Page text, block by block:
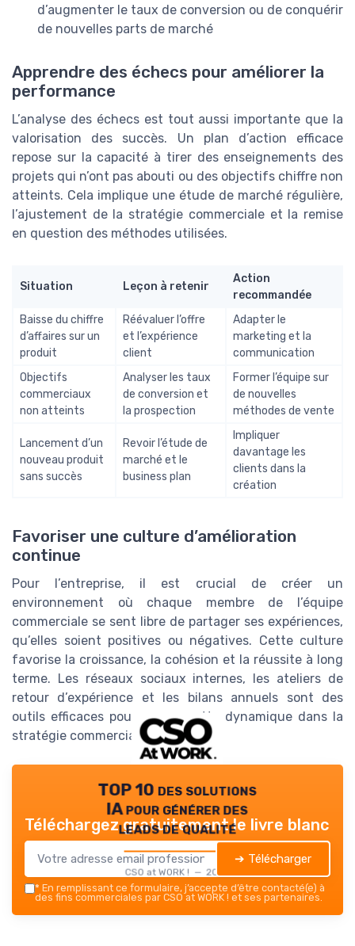
d’augmenter le taux de conversion ou de conquérir
de nouvelles parts de marché
Apprendre des échecs pour améliorer la
performance
L’analyse des échecs est tout aussi importante que la
valorisation des succès. Un plan d’action efficace
repose sur la capacité à tirer des enseignements des
projets qui n’ont pas abouti ou des objectifs chiffre non
atteints. Cela implique une étude de marché régulière,
l’ajustement de la stratégie commerciale et la remise
en question des méthodes utilisées.
Situation Leçon à retenir
Action
recommandée
Baisse du chiffre
d’affaires sur un
produit
Réévaluer l’offre
et l’expérience
client
Adapter le
marketing et la
communication
Objectifs
commerciaux
non atteints
Analyser les taux
de conversion et
la prospection
Former l’équipe sur
de nouvelles
méthodes de vente
Lancement d’un
nouveau produit
sans succès
Revoir l’étude de
marché et le
business plan
Impliquer
davantage les
clients dans la
création
Favoriser une culture d’amélioration
continue
Pour l’entreprise, il est crucial de créer un
environnement où chaque membre de l’équipe
commerciale se sent libre de partager ses expériences,
qu’elles soient positives ou négatives. Cette culture
favorise la croissance, la cohésion et la réussite à long
terme. Les réseaux sociaux internes, les ateliers de
retour d’expérience et les bilans annuels sont des
outils efficaces pour ancrer cette dynamique dans la
stratégie commerciale.
TOP 10 des solutions
IA pour générer des
leads de qualité
CSO at WORK ! — 2026
Téléchargez gratuitement le livre blanc
➔ Télécharger
* En remplissant ce formulaire, j’accepte d’être contacté(e) à
des fins commerciales par CSO at WORK ! et ses partenaires.